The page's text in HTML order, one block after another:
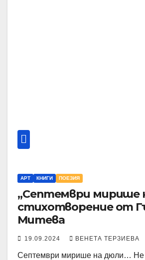
АРТ КНИГИ ПОЕЗИЯ
„Септември мирише
стихотворение от
Митева
19.09.2024 ВЕНЕТА ТЕРЗИЕВА
Септември мирише на дюли… Не